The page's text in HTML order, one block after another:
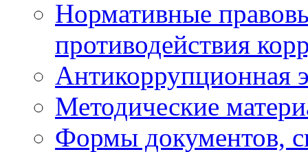
Нормативные
противодействия
Антикоррупционная
Методические
Формы документов,